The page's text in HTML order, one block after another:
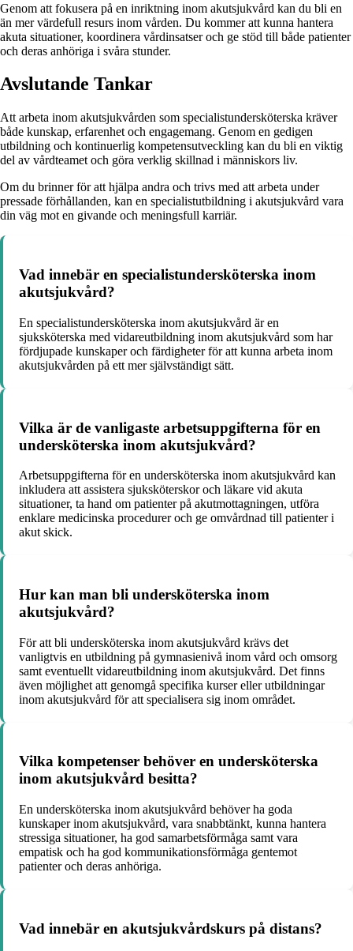
Genom att fokusera på en inriktning inom akutsjukvård kan du bli en
än mer värdefull resurs inom vården. Du kommer att kunna hantera
akuta situationer, koordinera vårdinsatser och ge stöd till både patienter
och deras anhöriga i svåra stunder.
Avslutande Tankar
Att arbeta inom akutsjukvården som specialistundersköterska kräver
både kunskap, erfarenhet och engagemang. Genom en gedigen
utbildning och kontinuerlig kompetensutveckling kan du bli en viktig
del av vårdteamet och göra verklig skillnad i människors liv.
Om du brinner för att hjälpa andra och trivs med att arbeta under
pressade förhållanden, kan en specialistutbildning i akutsjukvård vara
din väg mot en givande och meningsfull karriär.
Vad innebär en specialistundersköterska inom
akutsjukvård?
En specialistundersköterska inom akutsjukvård är en
sjuksköterska med vidareutbildning inom akutsjukvård som har
fördjupade kunskaper och färdigheter för att kunna arbeta inom
akutsjukvården på ett mer självständigt sätt.
Vilka är de vanligaste arbetsuppgifterna för en
undersköterska inom akutsjukvård?
Arbetsuppgifterna för en undersköterska inom akutsjukvård kan
inkludera att assistera sjuksköterskor och läkare vid akuta
situationer, ta hand om patienter på akutmottagningen, utföra
enklare medicinska procedurer och ge omvårdnad till patienter i
akut skick.
Hur kan man bli undersköterska inom
akutsjukvård?
För att bli undersköterska inom akutsjukvård krävs det
vanligtvis en utbildning på gymnasienivå inom vård och omsorg
samt eventuellt vidareutbildning inom akutsjukvård. Det finns
även möjlighet att genomgå specifika kurser eller utbildningar
inom akutsjukvård för att specialisera sig inom området.
Vilka kompetenser behöver en undersköterska
inom akutsjukvård besitta?
En undersköterska inom akutsjukvård behöver ha goda
kunskaper inom akutsjukvård, vara snabbtänkt, kunna hantera
stressiga situationer, ha god samarbetsförmåga samt vara
empatisk och ha god kommunikationsförmåga gentemot
patienter och deras anhöriga.
Vad innebär en akutsjukvårdskurs på distans?